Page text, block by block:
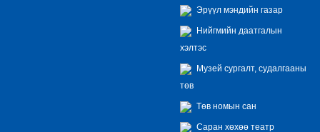
Эрүүл мэндийн газар
Нийгмийн даатгалын
хэлтэс
Музей сургалт, судалгааны
төв
Төв номын сан
Саран хөхөө театр